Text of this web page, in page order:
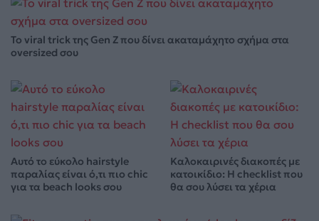
Το viral trick της Gen Z που δίνει ακαταμάχητο σχήμα στα
oversized σου
Αυτό το εύκολο hairstyle
παραλίας είναι ό,τι πιο chic
για τα beach looks σου
Καλοκαιρινές διακοπές με
κατοικίδιο: Η checklist που
θα σου λύσει τα χέρια